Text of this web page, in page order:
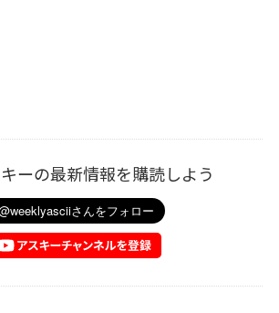
ーの最新情報を購読しよう